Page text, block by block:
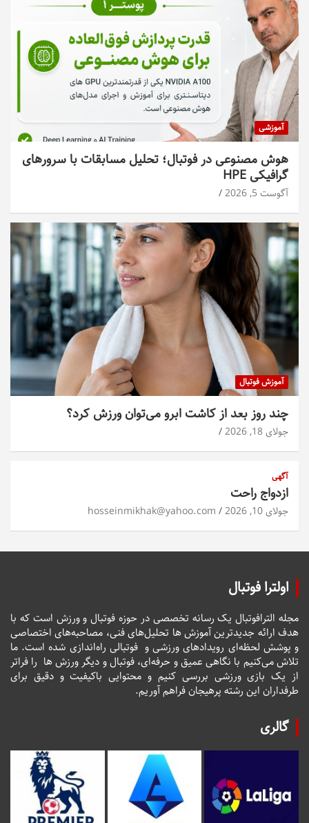
آموزشی
هوش مصنوعی در فوتبال؛ تحلیل مسابقات با سرورهای
گرافیکی HPE
آگوست 5, 2026
آموزش فوتبال
چند روز بعد از کاشت ابرو می‌توان ورزش کرد؟
جولای 18, 2026
آگهی
ازدواج راحت
جولای 10, 2026 hosseinmikhak@yahoo.com
اولترا فوتبال
مجله الترافوتبال یک رسانه تخصصی در حوزه فوتبال و ورزش است که با
هدف ارائه جدیدترین آموزش ها تحلیل‌های فنی، مصاحبه‌های اختصاصی
و پوشش لحظه‌ای رویدادهای ورزشی و فوتبالی راه‌اندازی شده است. ما
تلاش می‌کنیم با نگاهی عمیق و حرفه‌ای، فوتبال و دیگر ورزش ها را فراتر
از یک بازی ورزشی بررسی کنیم و محتوایی باکیفیت و دقیق برای
طرفداران این رشته پرهیجان فراهم آوریم.
گالری